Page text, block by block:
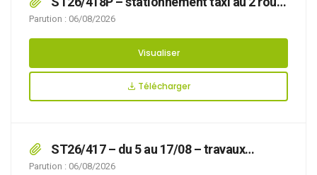
de Calais
Parution : 06/08/2026
Visualiser
Télécharger
ST26/417 – du 5 au 17/08 – travaux
VEOLIA par SADE – circulation rue de la
Parution : 06/08/2026